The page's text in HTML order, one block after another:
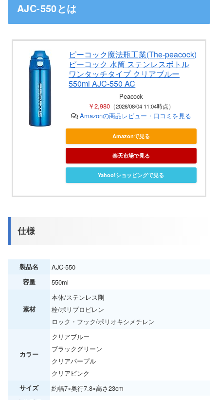
AJC-550とは
ピーコック魔法瓶工業(The-peacock)
ピーコック 水筒 ステンレスボトル
ワンタッチタイプ クリアブルー
550ml AJC-550 AC
Peacock
￥2,980（2026/08/04 11:04時点）
Amazonの商品レビュー・口コミを見る
Amazonで見る
楽天市場で見る
Yahoo!ショッピングで見る
仕様
製品名 AJC-550
容量 550ml
素材
本体/ステンレス剛
栓/ポリプロピレン
ロック・フック/ポリオキシメチレン
カラー
クリアブルー
ブラックグリーン
クリアパープル
クリアピンク
サイズ 約幅7×奥行7.8×高さ23cm